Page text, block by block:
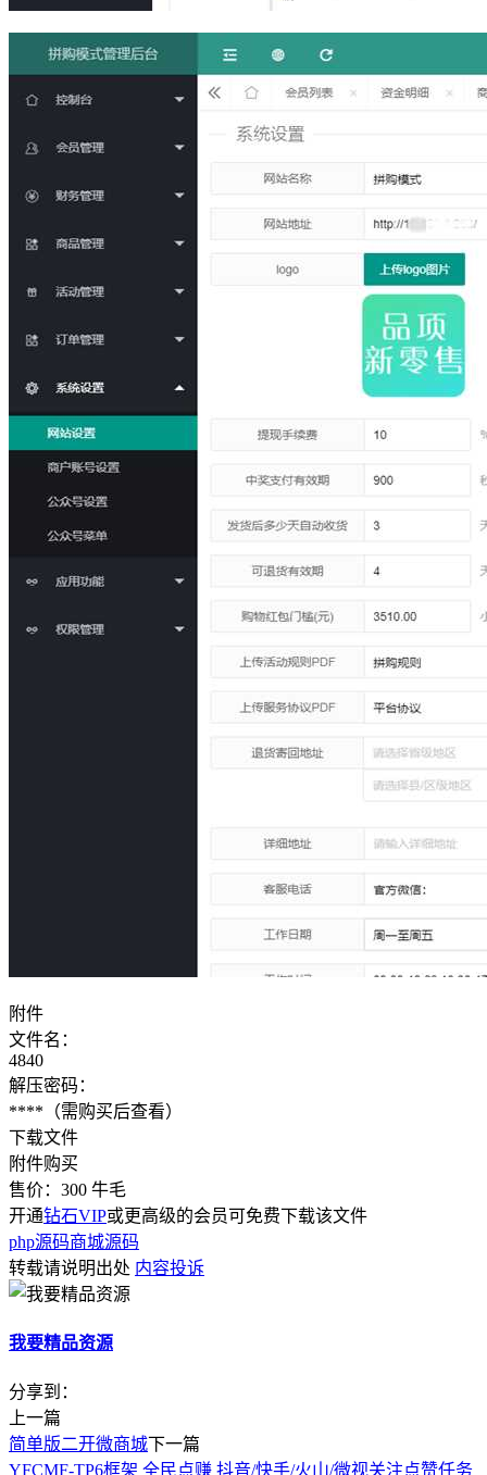
附件
文件名：
4840
解压密码：
**** （需购买后查看）
下载文件
附件购买
售价： 300 牛毛
开通钻石VIP或更高级的会员可免费下载该文件
php源码商城源码
转载请说明出处 内容投诉
我要精品资源
分享到：
上一篇
简单版二开微商城下一篇
YFCMF-TP6框架 全民点赚 抖音/快手/火山/微视关注点赞任务